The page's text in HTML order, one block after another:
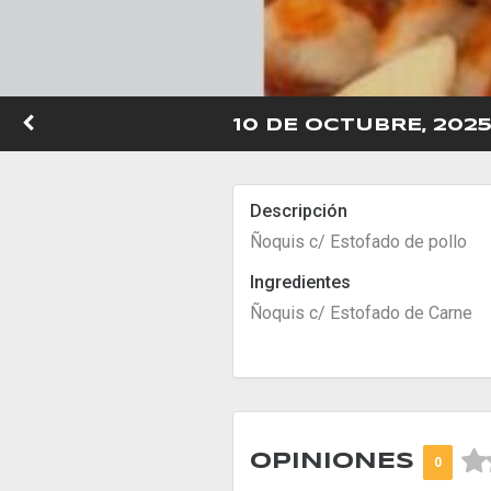
10 DE OCTUBRE, 2025
Descripción
Ñoquis c/ Estofado de pollo
Ingredientes
Ñoquis c/ Estofado de Carne
OPINIONES 0